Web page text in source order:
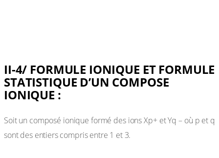
II-4/ FORMULE IONIQUE ET FORMULE
STATISTIQUE D’UN COMPOSE
IONIQUE :
Soit un composé ionique formé des ions Xp+ et Yq – où p et q
sont des entiers compris entre 1 et 3.